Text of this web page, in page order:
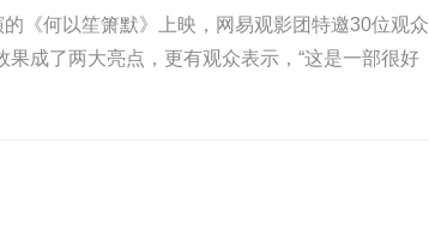
《何以笙箫默》上映，网易观影团特邀30位观众
成了两大亮点，更有观众表示，“这是一部很好